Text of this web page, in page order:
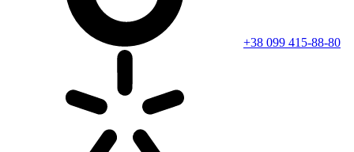
+38 099 415-88-80